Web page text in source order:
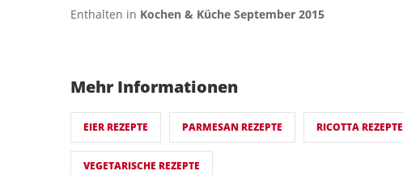
Enthalten in Kochen & Küche September 2015
Mehr Informationen
EIER REZEPTE PARMESAN REZEPTE RICOTTA REZEPTE
VEGETARISCHE REZEPTE